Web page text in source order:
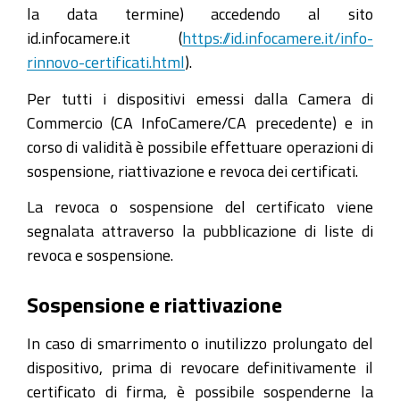
la data termine) accedendo al sito
id.infocamere.it (https://id.infocamere.it/info-
rinnovo-certificati.html).
Per tutti i dispositivi emessi dalla Camera di
Commercio (CA InfoCamere/CA precedente) e in
corso di validità è possibile effettuare operazioni di
sospensione, riattivazione e revoca dei certificati.
La revoca o sospensione del certificato viene
segnalata attraverso la pubblicazione di liste di
revoca e sospensione.
Sospensione e riattivazione
In caso di smarrimento o inutilizzo prolungato del
dispositivo, prima di revocare definitivamente il
certificato di firma, è possibile sospenderne la